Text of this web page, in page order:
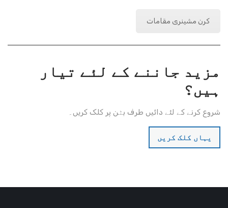
کرن مشینری مقامات
مزید جاننے کے لئے تیار
ہیں؟
شروع کرنے کے لئے دائیں طرف بٹن پر کلک کریں۔
یہاں کلک کریں